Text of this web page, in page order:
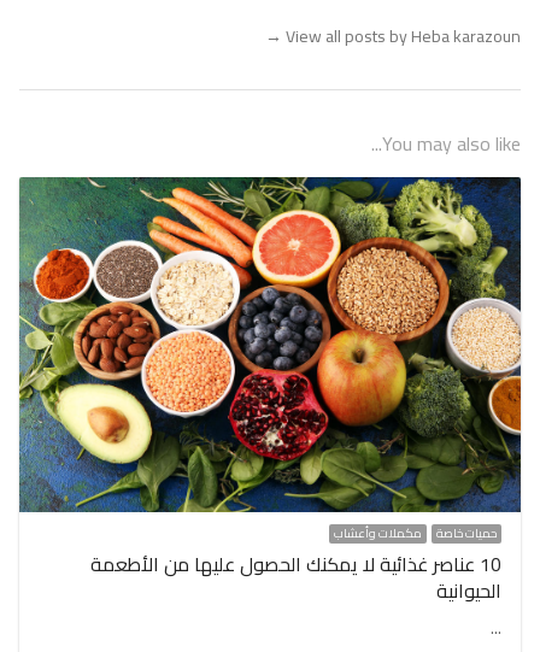
View all posts by Heba karazoun
→
You may also like...
حميات خاصة مكملات وأعشاب
10 عناصر غذائية لا يمكنك الحصول عليها من الأطعمة
الحيوانية
…